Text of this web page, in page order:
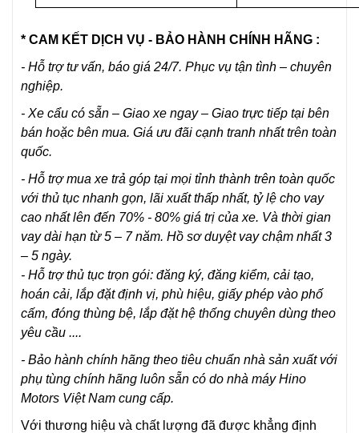
* CAM KẾT DỊCH VỤ - BẢO HÀNH CHÍNH HÃNG :
- Hỗ trợ tư vấn, báo giá 24/7. Phục vụ tận tình – chuyên
nghiệp.
- Xe cẩu có sẵn – Giao xe ngay – Giao trực tiếp tại bên
bán hoặc bên mua. Giá ưu đãi cạnh tranh nhất trên toàn
quốc.
- Hỗ trợ mua xe trả góp tại mọi tỉnh thành trên toàn quốc
với thủ tục nhanh gọn, lãi xuất thấp nhất, tỷ lệ cho vay
cao nhất lên đến 70% - 80% giá trị của xe. Và thời gian
vay dài hạn từ 5 – 7 năm. Hồ sơ duyệt vay chậm nhất 3
– 5 ngày.
- Hỗ trợ thủ tục trọn gói: đăng ký, đăng kiểm, cải tạo,
hoán cải, lắp đặt định vị, phù hiệu, giấy phép vào phố
cấm, đóng thùng bệ, lắp đặt hệ thống chuyên dùng theo
yêu cầu ....
- Bảo hành chính hãng theo tiêu chuẩn nhà sản xuất với
phụ tùng chính hãng luôn sẵn có do nhà máy Hino
Motors Việt Nam cung cấp.
Với thương hiệu và chất lượng đã được khẳng định